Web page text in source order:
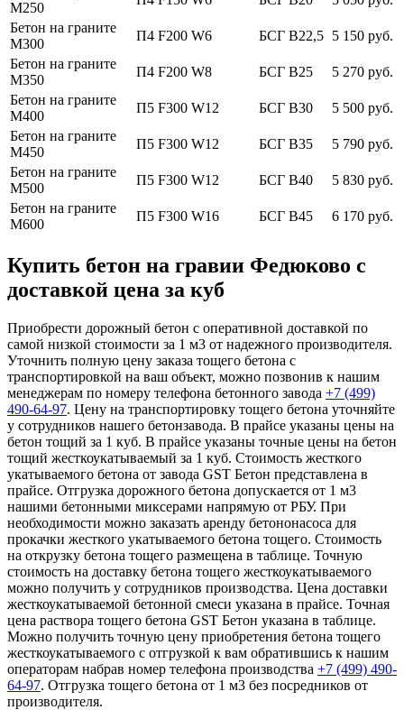
М250
Бетон на граните
М300
П4 F200 W6 БСГ В22,5 5 150 руб.
Бетон на граните
М350
П4 F200 W8 БСГ В25
5 270 руб.
Бетон на граните
М400
П5 F300 W12 БСГ В30
5 500 руб.
Бетон на граните
М450
П5 F300 W12 БСГ В35
5 790 руб.
Бетон на граните
М500
П5 F300 W12 БСГ В40
5 830 руб.
Бетон на граните
М600
П5 F300 W16 БСГ В45 6 170 руб.
Купить бетон на гравии Федюково с
доставкой цена за куб
Приобрести дорожный бетон с оперативной доставкой по
самой низкой стоимости за 1 м3 от надежного производителя.
Уточнить полную цену заказа тощего бетона с
транспортировкой на ваш объект, можно позвонив к нашим
менеджерам по номеру телефона бетонного завода +7 (499)
490-64-97. Цену на транспортировку тощего бетона уточняйте
у сотрудников нашего бетонзавода. В прайсе указаны цены на
бетон тощий за 1 куб. В прайсе указаны точные цены на бетон
тощий жесткоукатываемый за 1 куб. Стоимость жесткого
укатываемого бетона от завода GST Бетон представлена в
прайсе. Отгрузка дорожного бетона допускается от 1 м3
нашими бетонными миксерами напрямую от РБУ. При
необходимости можно заказать аренду бетононасоса для
прокачки жесткого укатываемого бетона тощего. Стоимость
на открузку бетона тощего размещена в таблице. Точную
стоимость на доставку бетона тощего жесткоукатываемого
можно получить у сотрудников производства. Цена доставки
жесткоукатываемой бетонной смеси указана в прайсе. Точная
цена раствора тощего бетона GST Бетон указана в таблице.
Можно получить точную цену приобретения бетона тощего
жесткоукатываемого с отгрузкой к вам обратившись к нашим
операторам набрав номер телефона производства +7 (499) 490-
64-97. Отгрузка тощего бетона от 1 м3 без посредников от
производителя.